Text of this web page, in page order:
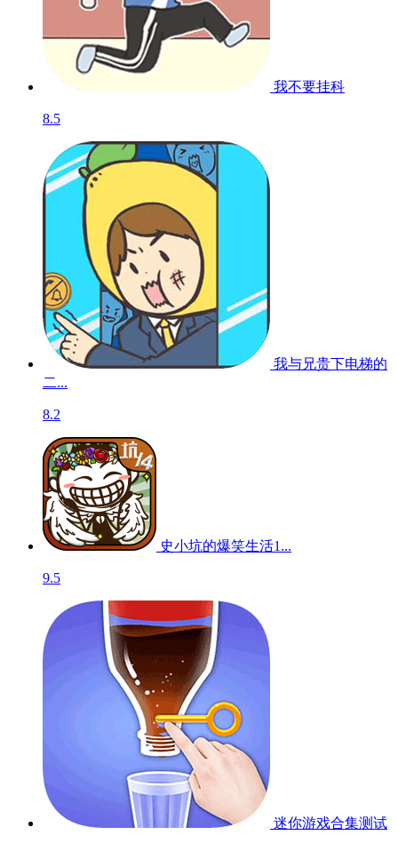
我不要挂科
8.5
我与兄贵下电梯的
二...
8.2
史小坑的爆笑生活1...
9.5
迷你游戏合集测试